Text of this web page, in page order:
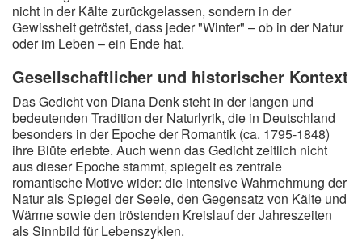
nicht in der Kälte zurückgelassen, sondern in der
Gewissheit getröstet, dass jeder "Winter" – ob in der Natur
oder im Leben – ein Ende hat.
Gesellschaftlicher und historischer Kontext
Das Gedicht von Diana Denk steht in der langen und
bedeutenden Tradition der Naturlyrik, die in Deutschland
besonders in der Epoche der Romantik (ca. 1795-1848)
ihre Blüte erlebte. Auch wenn das Gedicht zeitlich nicht
aus dieser Epoche stammt, spiegelt es zentrale
romantische Motive wider: die intensive Wahrnehmung der
Natur als Spiegel der Seele, den Gegensatz von Kälte und
Wärme sowie den tröstenden Kreislauf der Jahreszeiten
als Sinnbild für Lebenszyklen.